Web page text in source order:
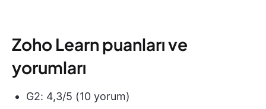
Zoho Learn puanları ve
yorumları
G2: 4,3/5 (10 yorum)